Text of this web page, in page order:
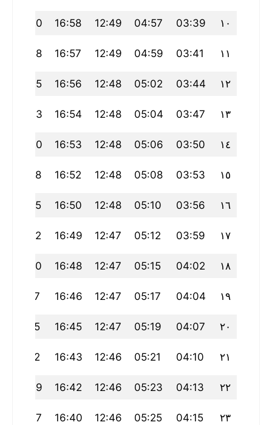
١٠ 03:39
04:57
12:49
16:58
20:40
١١ 03:41
04:59
12:49
16:57
20:38
١٢ 03:44
05:02
12:48
16:56
20:35
١٣ 03:47
05:04
12:48
16:54
20:33
١٤ 03:50
05:06
12:48
16:53
20:30
١٥ 03:53
05:08
12:48
16:52
20:28
١٦ 03:56
05:10
12:48
16:50
20:25
١٧ 03:59
05:12
12:47
16:49
20:22
١٨ 04:02
05:15
12:47
16:48
20:20
١٩ 04:04
05:17
12:47
16:46
20:17
٢٠ 04:07
05:19
12:47
16:45
20:15
٢١ 04:10
05:21
12:46
16:43
20:12
٢٢ 04:13
05:23
12:46
16:42
20:09
٢٣ 04:15
05:25
12:46
16:40
20:07